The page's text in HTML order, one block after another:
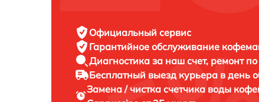
Официальный сервис
Гарантийное обслуживание
Диагностика за наш счет, ремонт
Бесплатный выезд курьера в день
Замена / чистка счетчика воды